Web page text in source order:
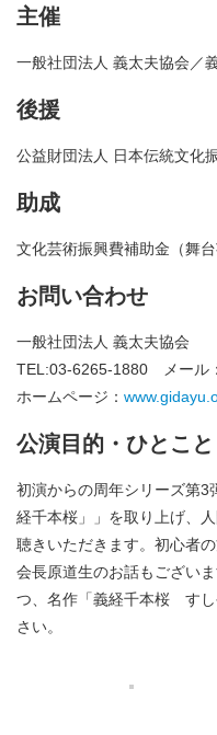
主催
一般社団法人 義太夫協会／
後援
公益財団法人 日本伝統文化
助成
文化芸術振興費補助金（舞
お問い合わせ
一般社団法人 義太夫協会
TEL:03-6265-1880 メール：
ホームページ：
公演目的・ひとこと
初演からの周年シリーズ第3
経千本桜」」を取り上げ、
聴きいただきます。初心者
会長原道生のお話もござい
つ、名作「義経千本桜 すし
さい。